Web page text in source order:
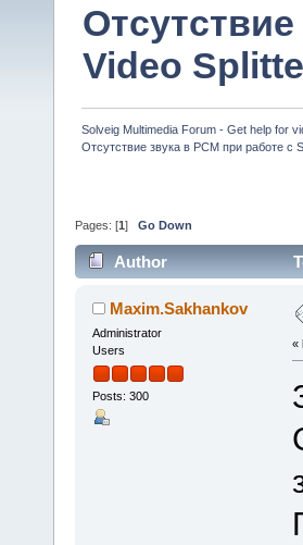
Video
Solveig Multimedia Forum - Get help for
Отсутствие звука в PCM при работе с
Pages: [1 ] Go Down
Author
Maxim.Sakhankov
Administrator
Users
Posts: 300
«